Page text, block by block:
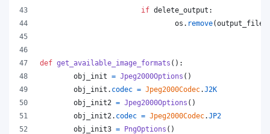
if delete_output :
os . remove(output_file
def get_available_image_formats ():
obj_init = Jpeg2000Options ()
obj_init . codec = Jpeg2000Codec.J2K
obj_init2 = Jpeg2000Options ()
obj_init2 . codec = Jpeg2000Codec.JP2
obj_init3 = PngOptions ()